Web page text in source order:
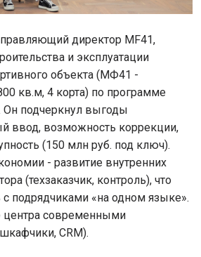
директор MF41,
и эксплуатации
объекта (МФ41 -
кв.м, 4 корта) по программе
подчеркнул выгоды
ввод, возможность коррекции,
(150 млн руб. под ключ).
- развитие внутренних
(техзаказчик, контроль), что
с подрядчиками «на одном языке».
центра современными
CRM).